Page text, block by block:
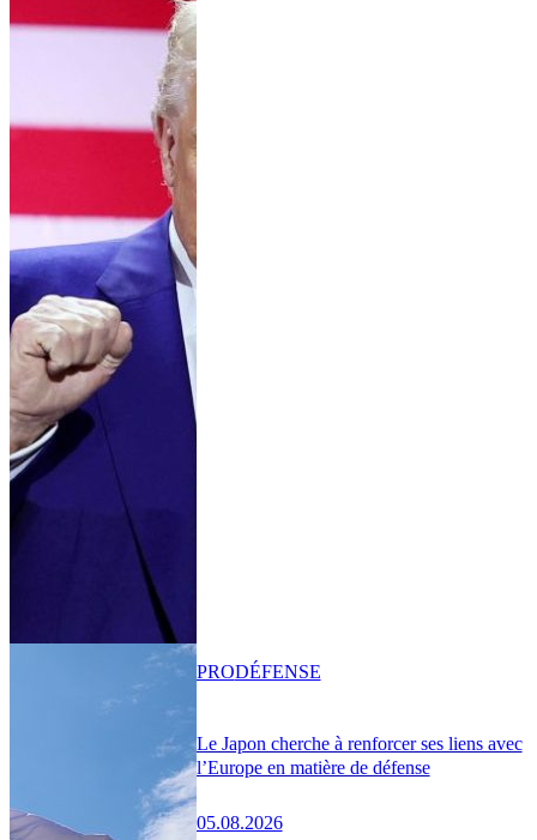
Le Japon cherche à renforcer ses liens avec
l’Europe en matière de défense
05.08.2026
PRODÉFENSE